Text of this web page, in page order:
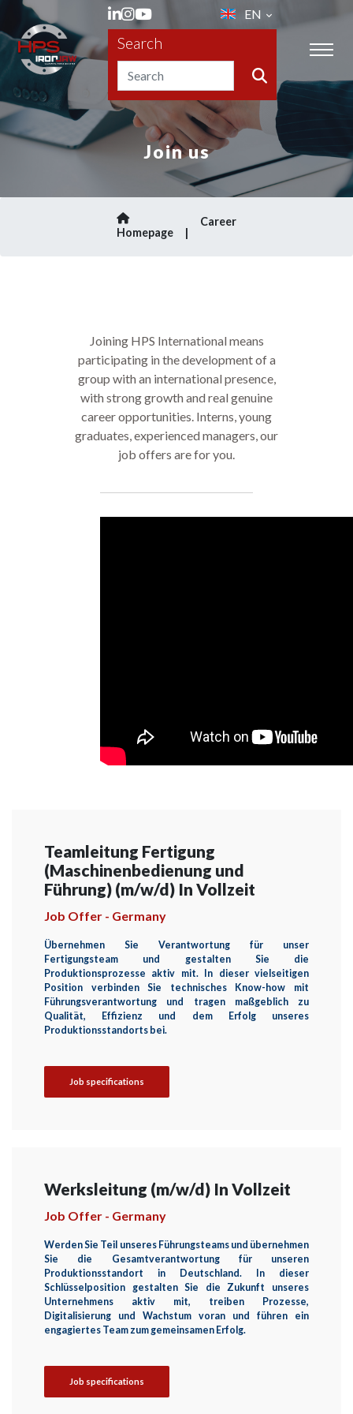
EN
Search
Join us
Homepage
Career
Joining HPS International means
participating in the development of a
group with an international presence,
with strong growth and real genuine
career opportunities. Interns, young
graduates, experienced managers, our
job offers are for you.
Teamleitung Fertigung
(Maschinenbedienung und
Führung) (m/w/d) In Vollzeit
Job Offer - Germany
Übernehmen Sie Verantwortung für unser
Fertigungsteam und gestalten Sie die
Produktionsprozesse aktiv mit. In dieser vielseitigen
Position verbinden Sie technisches Know-how mit
Führungsverantwortung und tragen maßgeblich zu
Qualität, Effizienz und dem Erfolg unseres
Produktionsstandorts bei.
Job specifications
Werksleitung (m/w/d) In Vollzeit
Job Offer - Germany
Werden Sie Teil unseres Führungsteams und übernehmen
Sie die Gesamtverantwortung für unseren
Produktionsstandort in Deutschland. In dieser
Schlüsselposition gestalten Sie die Zukunft unseres
Unternehmens aktiv mit, treiben Prozesse,
Digitalisierung und Wachstum voran und führen ein
engagiertes Team zum gemeinsamen Erfolg.
Job specifications